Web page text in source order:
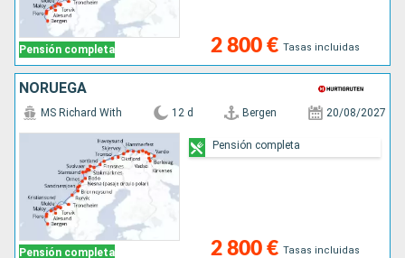
Pensión completa 2 800 € Tasas incluidas
NORUEGA
Pensión completa
MS Richard With 12 d Bergen 20/08/2027
2 800 € Tasas incluidas
Pensión completa